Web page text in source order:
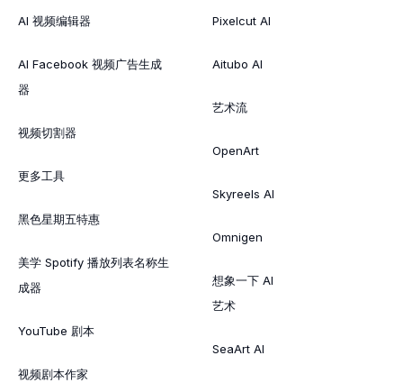
AI 视频编辑器
AI Facebook 视频广告生成
器
视频切割器
更多工具
黑色星期五特惠
美学 Spotify 播放列表名称生
成器
YouTube 剧本
视频剧本作家
Pixelcut AI
Aitubo AI
艺术流
OpenArt
Skyreels AI
Omnigen
想象一下 AI
艺术
SeaArt AI